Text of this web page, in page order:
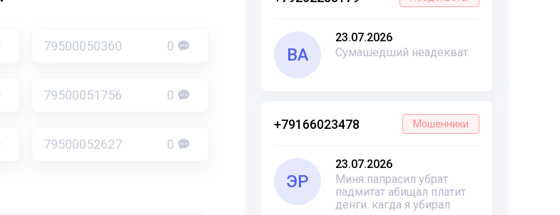
ВА
23.07.2026
Сумашедший неадекват
+79166023478 Мошенники
ЭР
23.07.2026
Миня папрасил убрат
падмитат абищал платит
денги. кагда я убирал
79500050360 0
79500051756 0
79500052627 0